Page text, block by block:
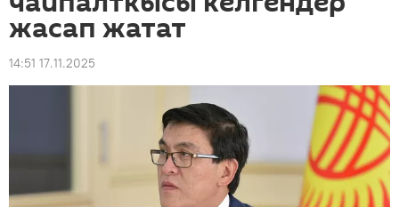
жасап жатат
14:51 17.11.2025